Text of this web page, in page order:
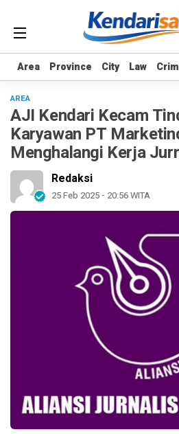
Area Province City Law
Area Province City Law
AREA
AJI Kendari Kecam
Karyawan PT
Menghalangi Kerja
Redaksi
25 Feb 2025 - 20:56 WITA